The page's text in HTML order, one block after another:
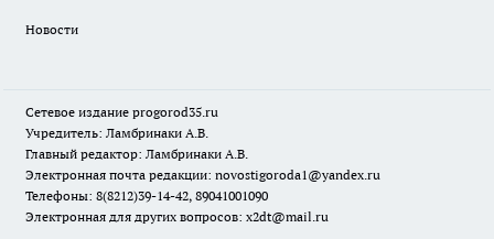
Новости
Сетевое издание progorod35.ru
Учредитель: Ламбринаки А.В.
Главный редактор: Ламбринаки А.В.
Электронная почта редакции: novostigoroda1@yandex.ru
Телефоны: 8(8212)39-14-42, 89041001090
Электронная для других вопросов: x2dt@mail.ru